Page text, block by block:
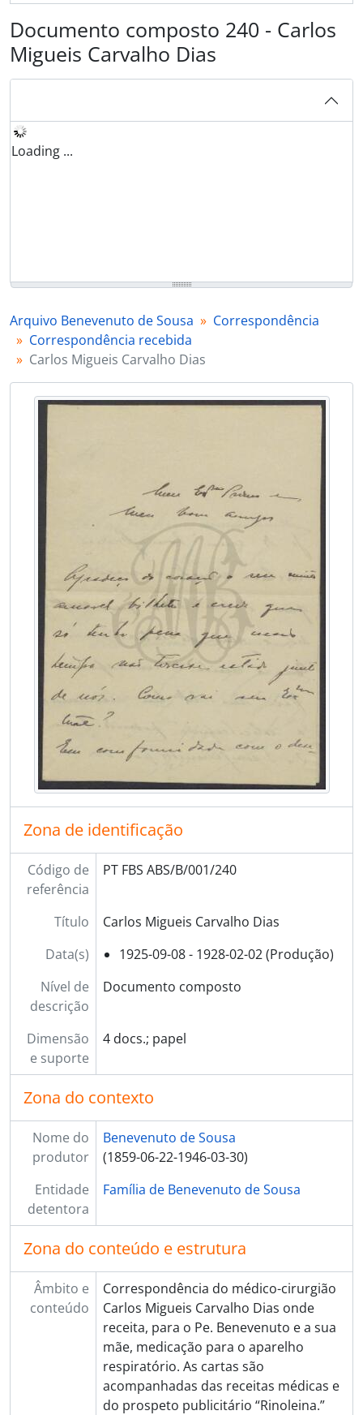
Documento composto 240 - Carlos
Migueis Carvalho Dias
Loading ...
Arquivo Benevenuto de Sousa
Correspondência
Correspondência recebida
Carlos Migueis Carvalho Dias
Zona de identificação
Código de
referência
PT FBS ABS/B/001/240
Título
Carlos Migueis Carvalho Dias
Data(s)
1925-09-08 - 1928-02-02 (Produção)
Nível de
descrição
Documento composto
Dimensão
e suporte
4 docs.; papel
Zona do contexto
Nome do
produtor
Benevenuto de Sousa
(1859-06-22-1946-03-30)
Entidade
detentora
Família de Benevenuto de Sousa
Zona do conteúdo e estrutura
Âmbito e
conteúdo
Correspondência do médico-cirurgião
Carlos Migueis Carvalho Dias onde
receita, para o Pe. Benevenuto e a sua
mãe, medicação para o aparelho
respiratório. As cartas são
acompanhadas das receitas médicas e
do prospeto publicitário “Rinoleina.”